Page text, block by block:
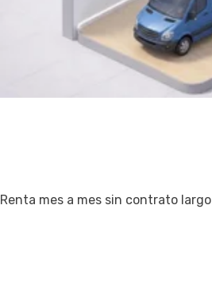
Renta mes a mes sin contrato largo